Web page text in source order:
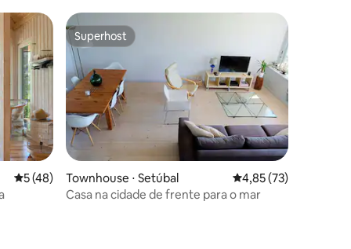
hóspedes
5 de uma avaliação média de 5, 48 avaliações
5 (48)
Superhost
Superhost
Townhouse ⋅ Setúbal 4,85 de uma
4,85 (73)
Casa na cidade de frente para o mar